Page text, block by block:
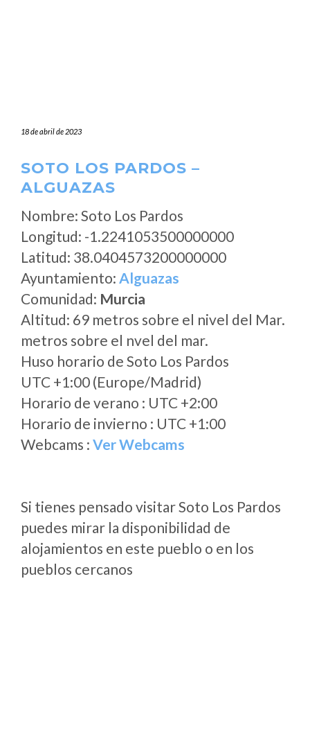
18 de abril de 2023
SOTO LOS PARDOS –
ALGUAZAS
Nombre: Soto Los Pardos
Longitud: -1.2241053500000000
Latitud: 38.0404573200000000
Ayuntamiento: Alguazas
Comunidad: Murcia
Altitud: 69 metros sobre el nivel del Mar.
metros sobre el nvel del mar.
Huso horario de Soto Los Pardos
UTC +1:00 (Europe/Madrid)
Horario de verano : UTC +2:00
Horario de invierno : UTC +1:00
Webcams : Ver Webcams
Si tienes pensado visitar Soto Los Pardos
puedes mirar la disponibilidad de
alojamientos en este pueblo o en los
pueblos cercanos